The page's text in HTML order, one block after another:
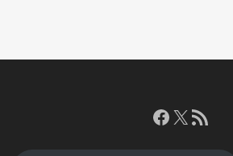
Facebook
X RSS feed